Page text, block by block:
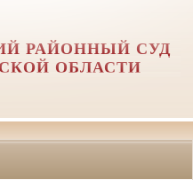
РАЙОННЫЙ СУД
ОБЛАСТИ